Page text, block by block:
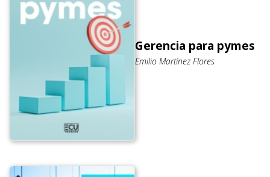
Gerencia para pymes
Emilio Martínez Flores